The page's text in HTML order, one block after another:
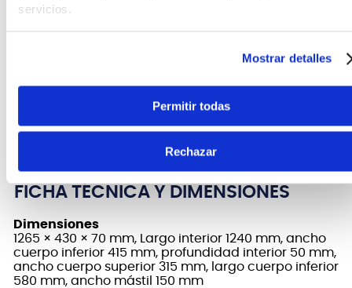
servicios.
Mostrar detalles
Permitir todas
Rechazar
mm
I: Ancho interior del cuello: 150 mm
Peso: 1,59 kg
FICHA TÉCNICA Y DIMENSIONES
Dimensiones
1265 × 430 × 70 mm, Largo interior 1240 mm, ancho
cuerpo inferior 415 mm, profundidad interior 50 mm,
ancho cuerpo superior 315 mm, largo cuerpo inferior
580 mm, ancho mástil 150 mm